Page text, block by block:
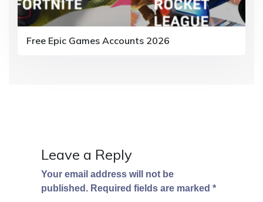
Free Epic Games Accounts 2026
Leave a Reply
Your email address will not be
published. Required fields are marked *